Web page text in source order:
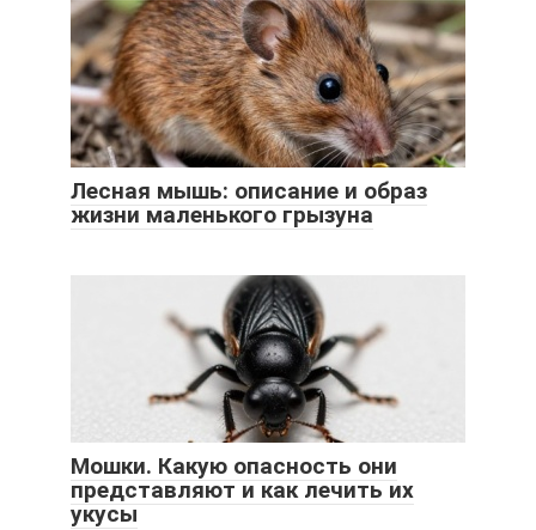
Лесная мышь: описание и образ
жизни маленького грызуна
Мошки. Какую опасность они
представляют и как лечить их
укусы